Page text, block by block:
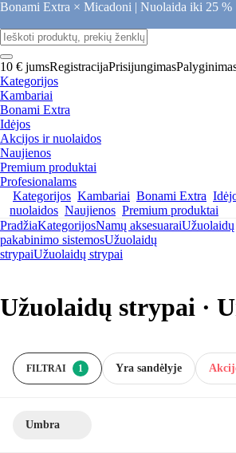
Bonami Extra × Micadoni | Nuolaida iki 25
10 € jumsRegistracijaPrisijungimas
Kategorijos
Kambariai
Bonami Extra
Idėjos
Akcijos ir nuolaidos
Naujienos
Premium produktai
Profesionalams
Kategorijos Kambariai Bonami Extra
nuolaidos Naujienos Premium produktai
PradžiaKategorijosNamų aksesuaraiUžuolaidų
pakabinimo sistemosUžuolaidų
strypaiUžuolaidų strypai
Užuolaidų strypai ·
FILTRAI 1 Yra sandėlyje
Umbra